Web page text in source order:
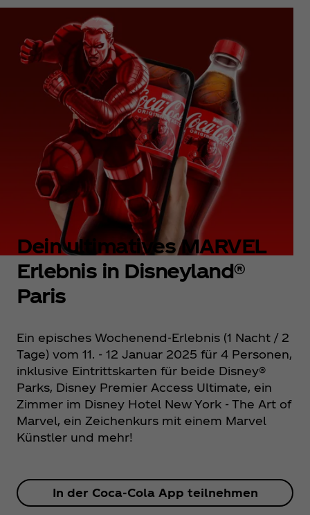
Dein ultimatives MARVEL
Erlebnis in Disneyland®
Paris
Ein episches Wochenend-Erlebnis (1 Nacht / 2
Tage) vom 11. - 12 Januar 2025 für 4 Personen,
inklusive Eintrittskarten für beide Disney®
Parks, Disney Premier Access Ultimate, ein
Zimmer im Disney Hotel New York - The Art of
Marvel, ein Zeichenkurs mit einem Marvel
Künstler und mehr!
In der Coca‑Cola App teilnehmen